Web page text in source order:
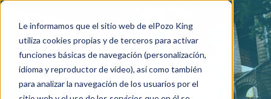
Le informamos que el sitio web de elPozo King
utiliza cookies propias y de terceros para activar
funciones básicas de navegación (personalización,
idioma y reproductor de vídeo), así como también
para analizar la navegación de los usuarios por el
blogKING